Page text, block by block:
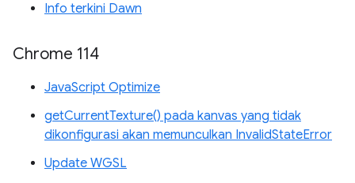
Info terkini Dawn
Chrome 114
JavaScript Optimize
getCurrentTexture() pada kanvas yang tidak
dikonfigurasi akan memunculkan InvalidStateError
Update WGSL